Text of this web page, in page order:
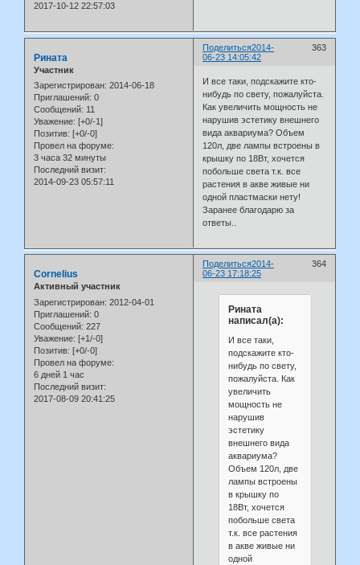
2017-10-12 22:57:03
Поделиться 363
2014-
06-23 14:05:42
Рината
Участник
Зарегистрирован: 2014-06-18
Приглашений: 0
Сообщений: 11
Уважение: [+0/-1]
Позитив: [+0/-0]
Провел на форуме:
3 часа 32 минуты
Последний визит:
2014-09-23 05:57:11
И все таки, подскажите кто-
нибудь по свету, пожалуйста.
Как увеличить мощность не
нарушив эстетику внешнего
вида аквариума? Объем
120л, две лампы встроены в
крышку по 18Вт, хочется
побольше света т.к. все
растения в акве живые ни
одной пластмаски нету!
Заранее благодарю за
ответы..
Поделиться 364
2014-
06-23 17:18:25
Cornelius
Активный участник
Зарегистрирован: 2012-04-01
Приглашений: 0
Сообщений: 227
Уважение: [+1/-0]
Позитив: [+0/-0]
Провел на форуме:
6 дней 1 час
Последний визит:
2017-08-09 20:41:25
Рината
написал(а):
И все таки,
подскажите кто-
нибудь по свету,
пожалуйста. Как
увеличить
мощность не
нарушив
эстетику
внешнего вида
аквариума?
Объем 120л, две
лампы встроены
в крышку по
18Вт, хочется
побольше света
т.к. все растения
в акве живые ни
одной